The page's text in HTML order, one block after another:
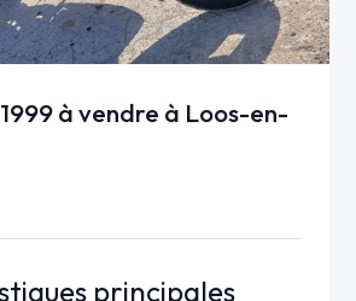
à vendre à Loos-en-
principales